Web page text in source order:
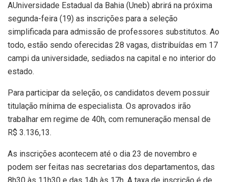
AUniversidade Estadual da Bahia (Uneb) abrirá na próxima
segunda-feira (19) as inscrições para a seleção
simplificada para admissão de professores substitutos. Ao
todo, estão sendo oferecidas 28 vagas, distribuídas em 17
campi da universidade, sediados na capital e no interior do
estado.
Para participar da seleção, os candidatos devem possuir
titulação mínima de especialista. Os aprovados irão
trabalhar em regime de 40h, com remuneração mensal de
R$ 3.136,13.
As inscrições acontecem até o dia 23 de novembro e
podem ser feitas nas secretarias dos departamentos, das